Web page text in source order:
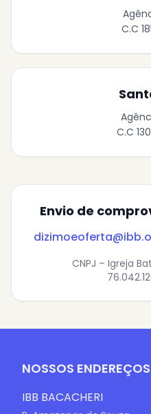
C.C
C.C
Envio de
CNPJ – Igreja
NOSSOS ENDEREÇOS
IBB BACACHERI